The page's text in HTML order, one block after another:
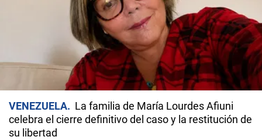
VENEZUELA
La familia de María Lourdes Afiuni
celebra el cierre definitivo del caso y la restitución de
su libertad